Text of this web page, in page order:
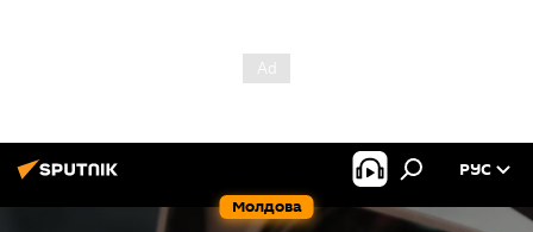
Молдова
РУС